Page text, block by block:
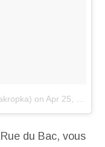
on Apr 25, 2014 at 7:10am PDT
du Bac, vous